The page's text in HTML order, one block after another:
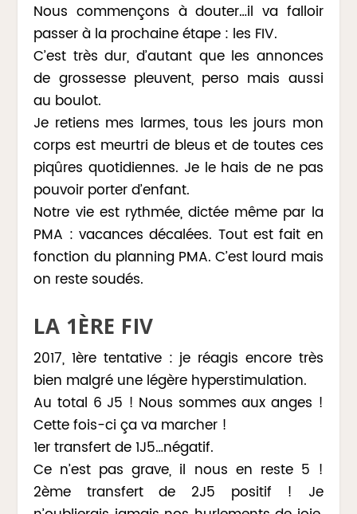
Nous commençons à douter…il va falloir
passer à la prochaine étape : les FIV.
C’est très dur, d’autant que les annonces
de grossesse pleuvent, perso mais aussi
au boulot.
Je retiens mes larmes, tous les jours mon
corps est meurtri de bleus et de toutes ces
piqûres quotidiennes. Je le hais de ne pas
pouvoir porter d’enfant.
Notre vie est rythmée, dictée même par la
PMA : vacances décalées. Tout est fait en
fonction du planning PMA. C’est lourd mais
on reste soudés.
LA 1ÈRE FIV
2017, 1ère tentative : je réagis encore très
bien malgré une légère hyperstimulation.
Au total 6 J5 ! Nous sommes aux anges !
Cette fois-ci ça va marcher !
1er transfert de 1J5…négatif.
Ce n’est pas grave, il nous en reste 5 !
2ème transfert de 2J5 positif ! Je